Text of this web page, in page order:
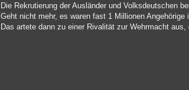
Die Rekrutierung der Ausländer und Volksdeutschen
Geht nicht mehr, es waren fast 1 Millionen Angehörige
Das artete dann zu einer Rivalität zur Wehrmacht